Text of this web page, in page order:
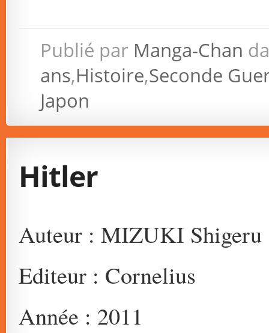
Publié par Manga-Chan
ans,Histoire,Seconde
Japon
Hitler
Auteur : MIZUKI Shigeru
Editeur : Cornelius
Année : 2011